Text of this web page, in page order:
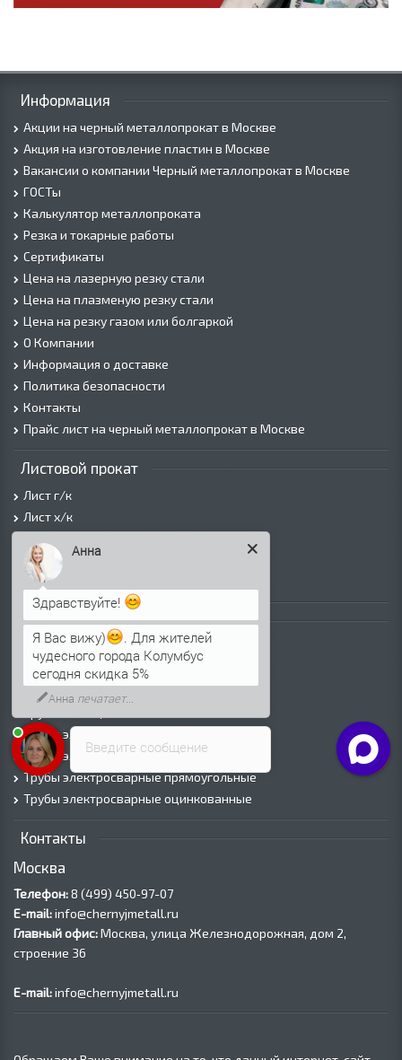
Информация
Акции на черный металлопрокат в Москве
Акция на изготовление пластин в Москве
Вакансии о компании Черный металлопрокат в Москве
ГОСТы
Калькулятор металлопроката
Резка и токарные работы
Сертификаты
Цена на лазерную резку стали
Цена на плазменую резку стали
Цена на резку газом или болгаркой
О Компании
Информация о доставке
Политика безопасности
Контакты
Прайс лист на черный металлопрокат в Москве
Листовой прокат
Лист г/к
Лист х/к
Лист рифленый
Лист оцинкованный
Трубы
Трубы горячедеформированные
Труба холоднодеформированная
Трубы ВГП (Водогазопроводные)
Трубы электросварные круглые
Трубы электросварные квадратные
Трубы электросварные прямоугольные
Трубы электросварные оцинкованные
Контакты
Москва
Телефон:8 (499) 450‑97-07
E-mail:info@chernyjmetall.ru
Главный офис:Москва, улица Железнодорожная, дом 2,
строение 36
E-mail:info@chernyjmetall.ru
Введите сообщение
Анна
Здравствуйте!
Я Вас вижу)
. Для жителей
чудесного города Колумбус
сегодня скидка 5%
Анна печатает...